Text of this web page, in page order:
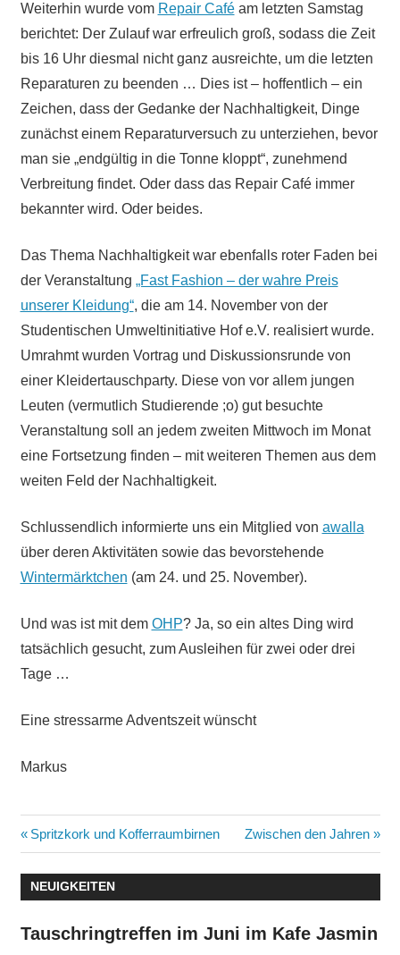
Weiterhin wurde vom Repair Caféam letzten Samstag
berichtet: Der Zulauf war erfreulich groß, sodass die Zeit
bis 16 Uhr diesmal nicht ganz ausreichte, um die letzten
Reparaturen zu beenden … Dies ist – hoffentlich – ein
Zeichen, dass der Gedanke der Nachhaltigkeit, Dinge
zunächst einem Reparaturversuch zu unterziehen, bevor
man sie „endgültig in die Tonne kloppt“, zunehmend
Verbreitung findet. Oder dass das Repair Café immer
bekannter wird. Oder beides.
Das Thema Nachhaltigkeit war ebenfalls roter Faden bei
der Veranstaltung „Fast Fashion – der wahre Preis
unserer Kleidung“, die am 14. November von der
Studentischen Umweltinitiative Hof e.V. realisiert wurde.
Umrahmt wurden Vortrag und Diskussionsrunde von
einer Kleidertauschparty. Diese von vor allem jungen
Leuten (vermutlich Studierende ;o) gut besuchte
Veranstaltung soll an jedem zweiten Mittwoch im Monat
eine Fortsetzung finden – mit weiteren Themen aus dem
weiten Feld der Nachhaltigkeit.
Schlussendlich informierte uns ein Mitglied von awalla
über deren Aktivitäten sowie das bevorstehende
Wintermärktchen (am 24. und 25. November).
Und was ist mit dem OHP? Ja, so ein altes Ding wird
tatsächlich gesucht, zum Ausleihen für zwei oder drei
Tage …
Eine stressarme Adventszeit wünscht
Markus
Beitragsnavigation
Vorheriger
Beitrag:
Spritzkork und Kofferraumbirnen
Nächster
Beitrag:
Zwischen den Jahren
NEUIGKEITEN
Tauschringtreffen im Juni im Kafe Jasmin